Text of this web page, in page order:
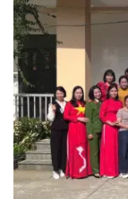
trưởng Bộ Công
lượng CAND